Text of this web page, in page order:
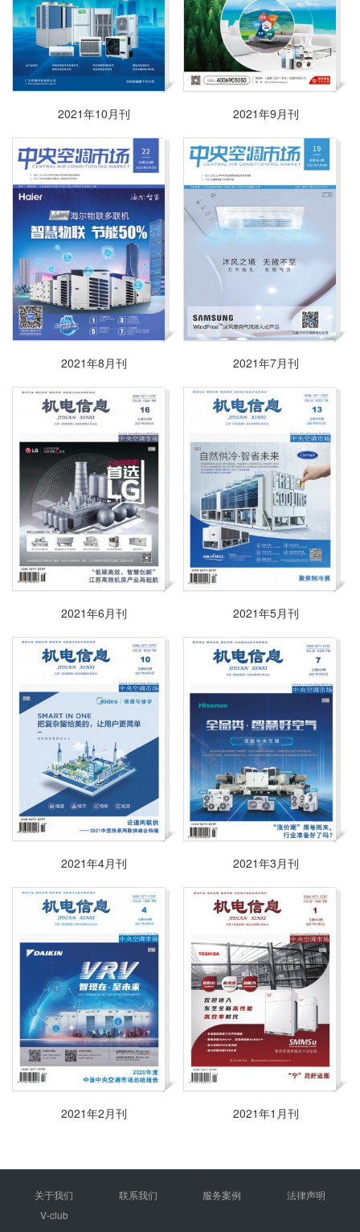
2021年10月刊 2021年9月刊
2021年8月刊 2021年7月刊
2021年6月刊 2021年5月刊
2021年4月刊 2021年3月刊
2021年2月刊 2021年1月刊
关于我们 联系我们 服务案例
法律声明
V-club